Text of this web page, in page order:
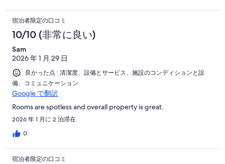
宿泊者限定の口コミ
10/10 (非常に良い)
Sam
2026 年 1 月 29 日
良かった点 : 清潔度、設備とサービス、施設のコンディションと設
備、コミュニケーション
Google で翻訳
Rooms are spotless and overall property is great.
2026 年 1 月に 2 泊滞在
0
宿泊者限定の口コミ